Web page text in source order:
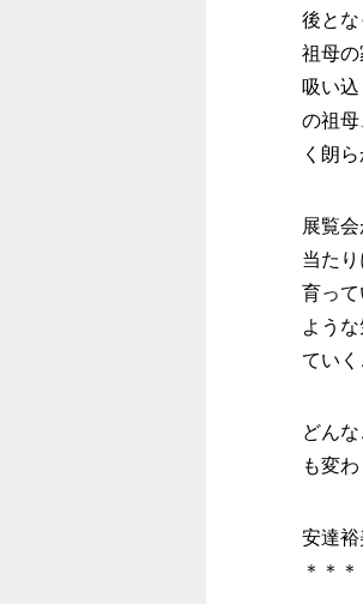
後とな
祖母
吸い
の祖
く朗
展覧
当た
育っ
よう
ていく
どん
も変
安達
＊＊